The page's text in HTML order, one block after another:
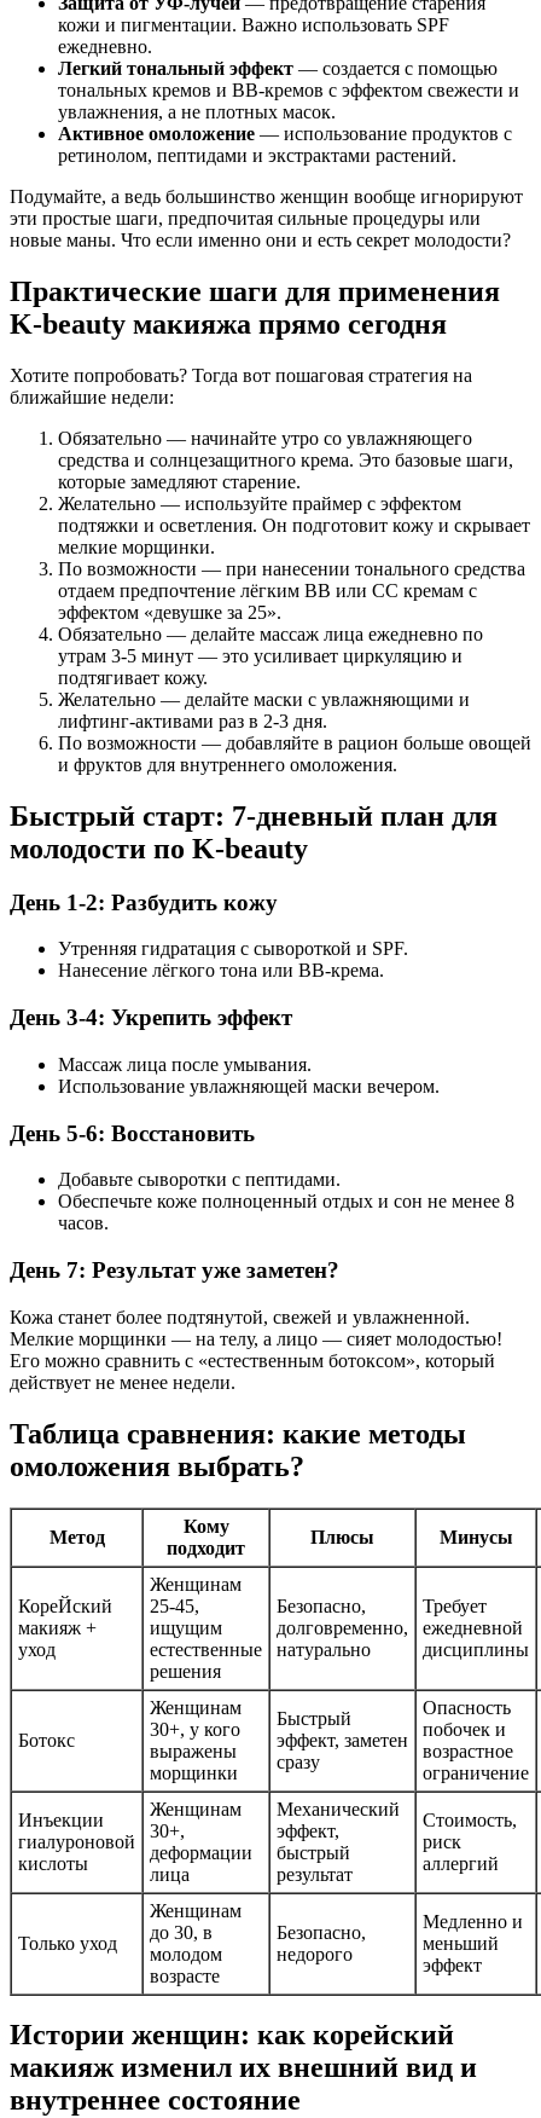
кожи и пигментации. Важно использовать SPF
ежедневно.
Легкий тональный эффект — создается с помощью
тональных кремов и BB-кремов с эффектом свежести и
увлажнения, а не плотных масок.
Активное омоложение — использование продуктов с
ретинолом, пептидами и экстрактами растений.
Подумайте, а ведь большинство женщин вообще игнорируют
эти простые шаги, предпочитая сильные процедуры или
новые маны. Что если именно они и есть секрет молодости?
Практические шаги для применения
K-beauty макияжа прямо сегодня
Хотите попробовать? Тогда вот пошаговая стратегия на
ближайшие недели:
Обязательно — начинайте утро со увлажняющего
средства и солнцезащитного крема. Это базовые шаги,
которые замедляют старение.
Желательно — используйте праймер с эффектом
подтяжки и осветления. Он подготовит кожу и скрывает
мелкие морщинки.
По возможности — при нанесении тонального средства
отдаем предпочтение лёгким BB или CC кремам с
эффектом «девушке за 25».
Обязательно — делайте массаж лица ежедневно по
утрам 3-5 минут — это усиливает циркуляцию и
подтягивает кожу.
Желательно — делайте маски с увлажняющими и
лифтинг-активами раз в 2-3 дня.
По возможности — добавляйте в рацион больше овощей
и фруктов для внутреннего омоложения.
Быстрый старт: 7-дневный план для
молодости по K-beauty
День 1-2: Разбудить кожу
Утренняя гидратация с сывороткой и SPF.
Нанесение лёгкого тона или BB-крема.
День 3-4: Укрепить эффект
Массаж лица после умывания.
Использование увлажняющей маски вечером.
День 5-6: Восстановить
Добавьте сыворотки с пептидами.
Обеспечьте коже полноценный отдых и сон не менее 8
часов.
День 7: Результат уже заметен?
Кожа станет более подтянутой, свежей и увлажненной.
Мелкие морщинки — на телу, а лицо — сияет молодостью!
Его можно сравнить с «естественным ботоксом», который
действует не менее недели.
Таблица сравнения: какие методы
омоложения выбрать?
Метод
Кому
подходит
Плюсы Минусы
КореЙский
макияж +
уход
Женщинам
25-45,
ищущим
естественные
решения
Безопасно,
долговременно,
натурально
Требует
ежедневной
дисциплины
Ботокс
Женщинам
30+, у кого
выражены
морщинки
Быстрый
эффект, заметен
сразу
Опасность
побочек и
возрастное
ограничение
Инъекции
гиалуроновой
кислоты
Женщинам
30+,
деформации
лица
Механический
эффект,
быстрый
результат
Стоимость,
риск
аллергий
Только уход
Женщинам
до 30, в
молодом
возрасте
Безопасно,
недорого
Медленно и
меньший
эффект
Истории женщин: как корейский
макияж изменил их внешний вид и
внутреннее состояние